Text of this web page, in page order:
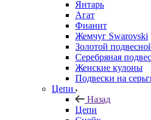
Янтарь
Агат
Фианит
Жемчуг Swarovski
Золотой
Серебряная
Женские кулоны
Подвески на
Цепи
Назад
Цепи